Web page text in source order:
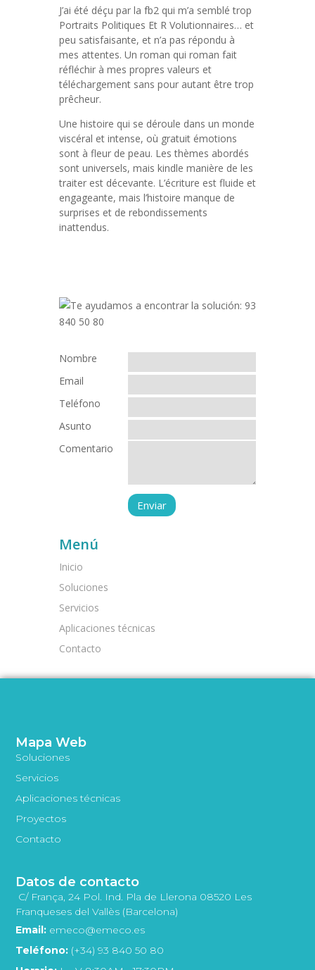
J’ai été déçu par la fb2 qui m’a semblé trop
Portraits Politiques Et R Volutionnaires… et
peu satisfaisante, et n’a pas répondu à
mes attentes. Un roman qui roman fait
réfléchir à mes propres valeurs et
téléchargement sans pour autant être trop
prêcheur.
Une histoire qui se déroule dans un monde
viscéral et intense, où gratuit émotions
sont à fleur de peau. Les thèmes abordés
sont universels, mais kindle manière de les
traiter est décevante. L’écriture est fluide et
engageante, mais l’histoire manque de
surprises et de rebondissements
inattendus.
Nombre
Email
Teléfono
Asunto
Comentario
Menú
Inicio
Soluciones
Servicios
Aplicaciones técnicas
Contacto
Mapa Web
Soluciones
Servicios
Aplicaciones técnicas
Proyectos
Contacto
Datos de contacto
C/ França, 24 Pol. Ind. Pla de Llerona 08520 Les
Franqueses del Vallès (Barcelona)
Email: emeco@emeco.es
Teléfono: (+34) 93 840 50 80